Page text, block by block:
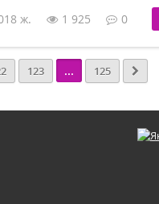
ж. 1 925 0
123 ... 125